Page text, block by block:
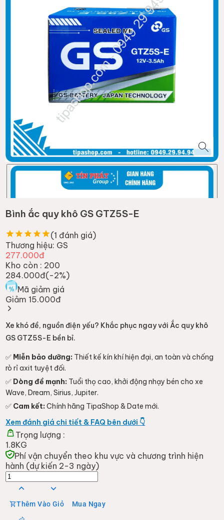
Bình ắc quy khô GS GTZ5S-E
(1 đánh giá)
Thương hiệu: GS
277.000đ
Kho còn : 200
284.000đ(-2%)
Mã giảm giá
Giảm 15.000đ
Xe khó đề, nguồn điện yếu? Khắc phục ngay với Ắc quy khô
GS GTZ5S-E bền bỉ.
✅ Miễn bảo dưỡng: Thiết kế kín khí hiện đại, an toàn và chống
rò rỉ axit tuyệt đối.
✅ Dòng đề mạnh: Tuổi thọ cao, khởi động nhạy bén cho xe
Wave, Dream, Sirius, Jupiter.
✅ Cam kết: Chính hãng TipaShop & Date mới.
Xem đánh giá chi tiết & FAQ bên dưới 👇
Trọng lượng :
1.8KG
Phí vận chuyển theo khu vực và chương trình hiện
hành (dự kiến 2-3 ngày)
Thêm Vào Giỏ Mua Ngay